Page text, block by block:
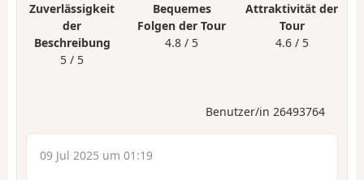
Zuverlässigkeit
der
Beschreibung
5 / 5
Bequemes
Folgen der Tour
4.8 / 5
Attraktivität der
Tour
4.6 / 5
Benutzer/in 26493764
09 Jul 2025 um 01:19